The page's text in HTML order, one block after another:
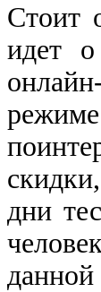
Стоит
идет
дни